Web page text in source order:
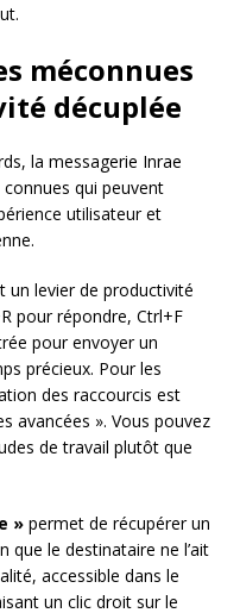
méconnues
décuplée
la messagerie Inrae
qui peuvent
utilisateur et
un levier de productivité
pour répondre, Ctrl+F
pour envoyer un
précieux. Pour les
des raccourcis est
avancées ». Vous pouvez
de travail plutôt que
» permet de récupérer un
que le destinataire ne l’ait
accessible dans le
un clic droit sur le